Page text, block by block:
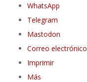
WhatsApp
Telegram
Mastodon
Correo electrónico
Imprimir
Más